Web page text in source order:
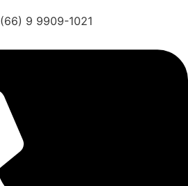
(66) 9 9909-1021